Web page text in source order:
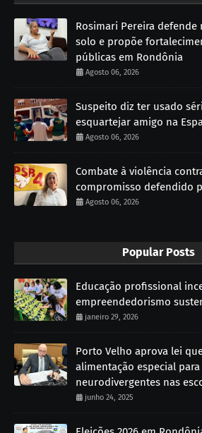
Rosimari Pereira defende
solo e propõe
públicas em Rondônia
Agosto 06, 2026
Suspeito diz ter usado
esquartejar amigo na
Agosto 06, 2026
Combate à violência
compromisso defendido
Agosto 06, 2026
Popular Posts
Educação profissional
empreendedorismo
janeiro 29, 2026
Porto Velho aprova lei
alimentação especial
neurodivergentes nas
junho 24, 2025